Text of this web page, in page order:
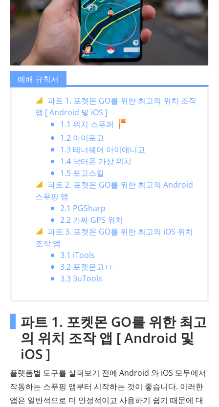
예배 규칙서
파트 1. 포켓몬 GO를 위한 최고의 위치 조작
앱 [ Android 및 iOS ]
1.1 위치 스푸퍼
1.2 아이포고
1.3 테너쉐어 아이애니고
1.4 닥터폰 가상 위치
1.5 포고스킬
파트 2. 포켓몬 GO를 위한 최고의 Android
스푸핑 앱
2.1 PGSharp
2.2 가짜 GPS 위치
파트 3. 포켓몬 GO를 위한 최고의 iOS 위치
조작 앱
3.1 iTools
3.2 포켓몬고++
3.3 3uTools
파트 1. 포켓몬 GO를 위한 최고
의 위치 조작 앱 [ Android 및
iOS ]
플랫폼별 도구를 살펴보기 전에 Android 와 iOS 모두에서
작동하는 스푸핑 앱부터 시작하는 것이 좋습니다. 이러한
앱은 일반적으로 더 안정적이고 사용하기 쉽기 때문에 대